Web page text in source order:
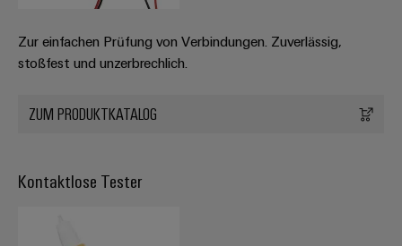
Zur einfachen Prüfung von Verbindungen. Zuverlässig,
stoßfest und unzerbrechlich.
ZUM PRODUKTKATALOG
Kontaktlose Tester